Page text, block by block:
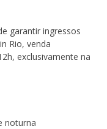
garantir ingressos
Rio, venda
exclusivamente na
noturna